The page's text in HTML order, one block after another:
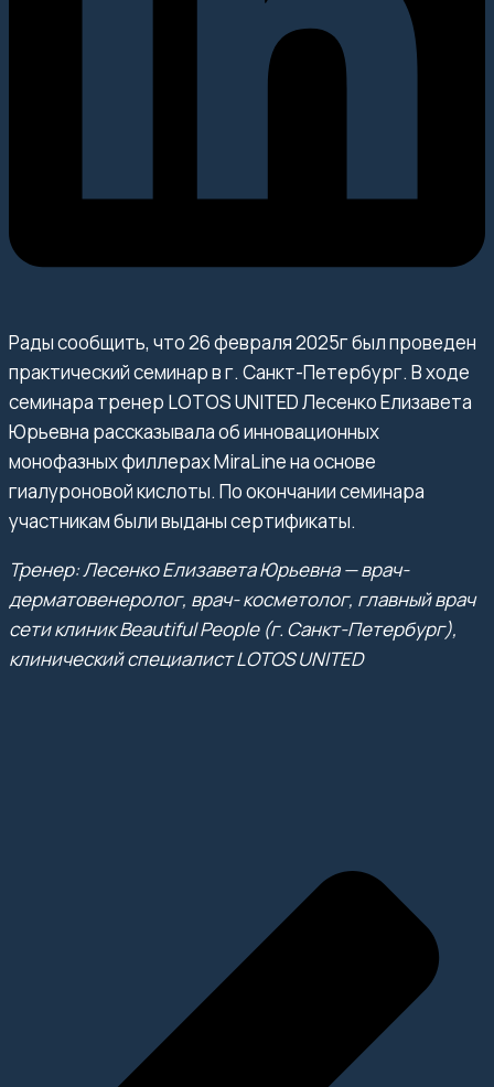
Рады сообщить, что 26 февраля 2025г был проведен
практический семинар в г. Санкт-Петербург. В ходе
семинара тренер LOTOS UNITED Лесенко Елизавета
Юрьевна рассказывала об инновационных
монофазных филлерах MiraLine на основе
гиалуроновой кислоты. По окончании семинара
участникам были выданы сертификаты.
Тренер: Лесенко Елизавета Юрьевна — врач-
дерматовенеролог, врач- косметолог, главный врач
сети клиник Beautiful People (г. Санкт-Петербург),
клинический специалист LOTOS UNITED